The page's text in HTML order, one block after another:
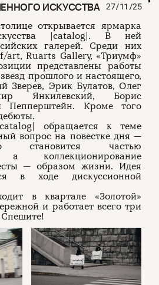
ИСКУССТВА 27/11/25
открывается ярмарка
|catalog|. В ней
галерей. Среди них
art, Ruarts Gallery, «Триумф»
представлены работы
прошлого и настоящего,
Зверев, Эрик Булатов, Олег
Янкилевский, Борис
Пепперштейн. Кроме того
обращается к теме
вопрос на повестке дня —
становится частью
а коллекционирование
— образом жизни. Идея
в ходе дискуссионной
в квартале «Золотой»
и работает всего три